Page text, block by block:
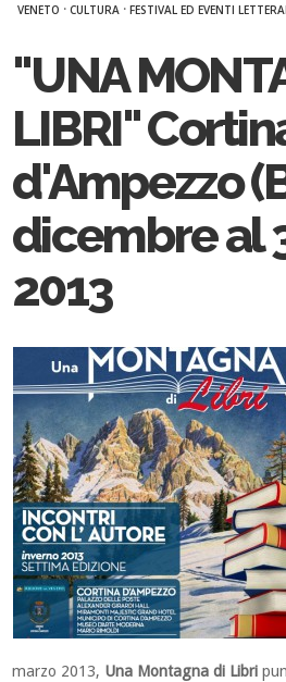
VENETO ·CULTURA ·FESTIVAL ED EVENTI
"UNA
LIBRI"
d'Ampezzo
dicembre al
2013
marzo 2013, Una Montagna di Libri